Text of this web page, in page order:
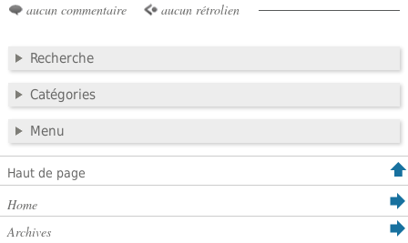
aucun commentaire aucun rétrolien
Recherche
Catégories
Menu
Haut de page
Home
Archives